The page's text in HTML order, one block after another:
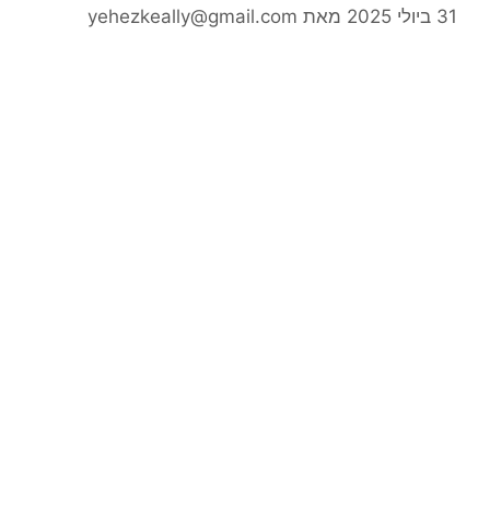
31 ביולי 2025 מאת yehezkeally@gmail.com